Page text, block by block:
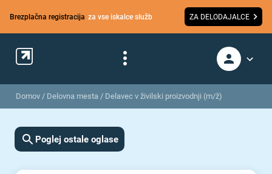
Brezplačna registracija za vse iskalce služb ZA DELODAJALCE
Domov / Delovna mesta / Delavec v živilski proizvodnji (m/ž)
Poglej ostale oglase